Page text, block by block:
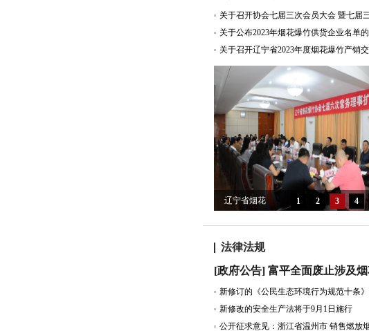
关于公布2023年烟花爆竹供货企业名单
1 2 3 4
辽宁省烟花
届六次常务
理事扩大会
法律法规
新修改的安全生产法将于9月1日施行